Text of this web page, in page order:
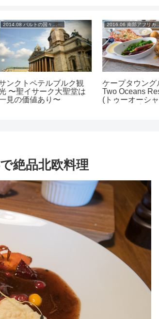
2014.08 バルトの国々周遊旅
ルブルク観
ーク大聖堂は
り〜
2016.06 南部アフリカの旅
ケープタウングルメ ～
Two Oceans Restaurant
(トゥーオーシャンズ) でシ
絶品北欧料理